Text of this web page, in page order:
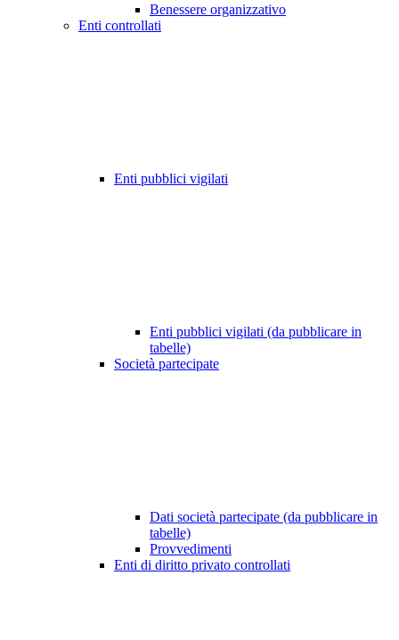
Benessere organizzativo
Enti controllati
Enti pubblici vigilati
Enti pubblici vigilati (da pubblicare in
tabelle)
Società partecipate
Dati società partecipate (da pubblicare in
tabelle)
Provvedimenti
Enti di diritto privato controllati